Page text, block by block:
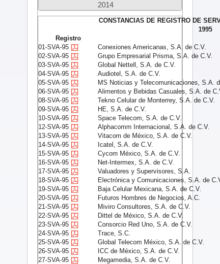
2014
CONSTANCIAS DE REGISTRO DE
1995
Registro
01-SVA-95
Conexiones Americanas, S.A. de C.V.
02-SVA-95
Grupo Empresarial Prisma, S.A. de C.V.
03-SVA-95
Global Nettell, S.A. de C.V.
04-SVA-95
Audiotel, S.A. de C.V.
05-SVA-95
MS Noticias y Telecomunicaciones, S.A.
06-SVA-95
Alimentos y Bebidas Casuales, S.A. de
08-SVA-95
Tekno Celular de Monterrey, S.A. de C.V.
09-SVA-95
HE, S.A. de C.V.
10-SVA-95
Space Telecom, S.A. de C.V.
12-SVA-95
Alphacomm Internacional, S.A. de C.V.
13-SVA-95
Vitacom de México, S.A. de C.V.
14-SVA-95
Icatel, S.A. de C.V.
15-SVA-95
Cycom México, S.A. de C.V.
16-SVA-95
Net-Intermex, S.A. de C.V.
17-SVA-95
Valuadores y Supervisores, S.A.
18-SVA-95
Electrónica y Comunicaciones, S.A. de
19-SVA-95
Baja Celular Mexicana, S.A. de C.V.
20-SVA-95
Futuros Hombres de Negocios, A.C.
21-SVA-95
Miviro Consultores, S.A. de C.V.
22-SVA-95
Dittel de México, S.A. de C.V.
23-SVA-95
Consorcio Red Uno, S.A. de C.V.
24-SVA-95
Trace, S.C.
25-SVA-95
Global Telecom México, S.A. de C.V.
26-SVA-95
ICC de México, S.A. de C.V.
27-SVA-95
Megamedia, S.A. de C.V.